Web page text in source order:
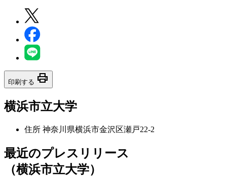
印刷する print
横浜市立大学
住所 神奈川県横浜市金沢区瀬戸22-2
最近のプレスリリース
（横浜市立大学）